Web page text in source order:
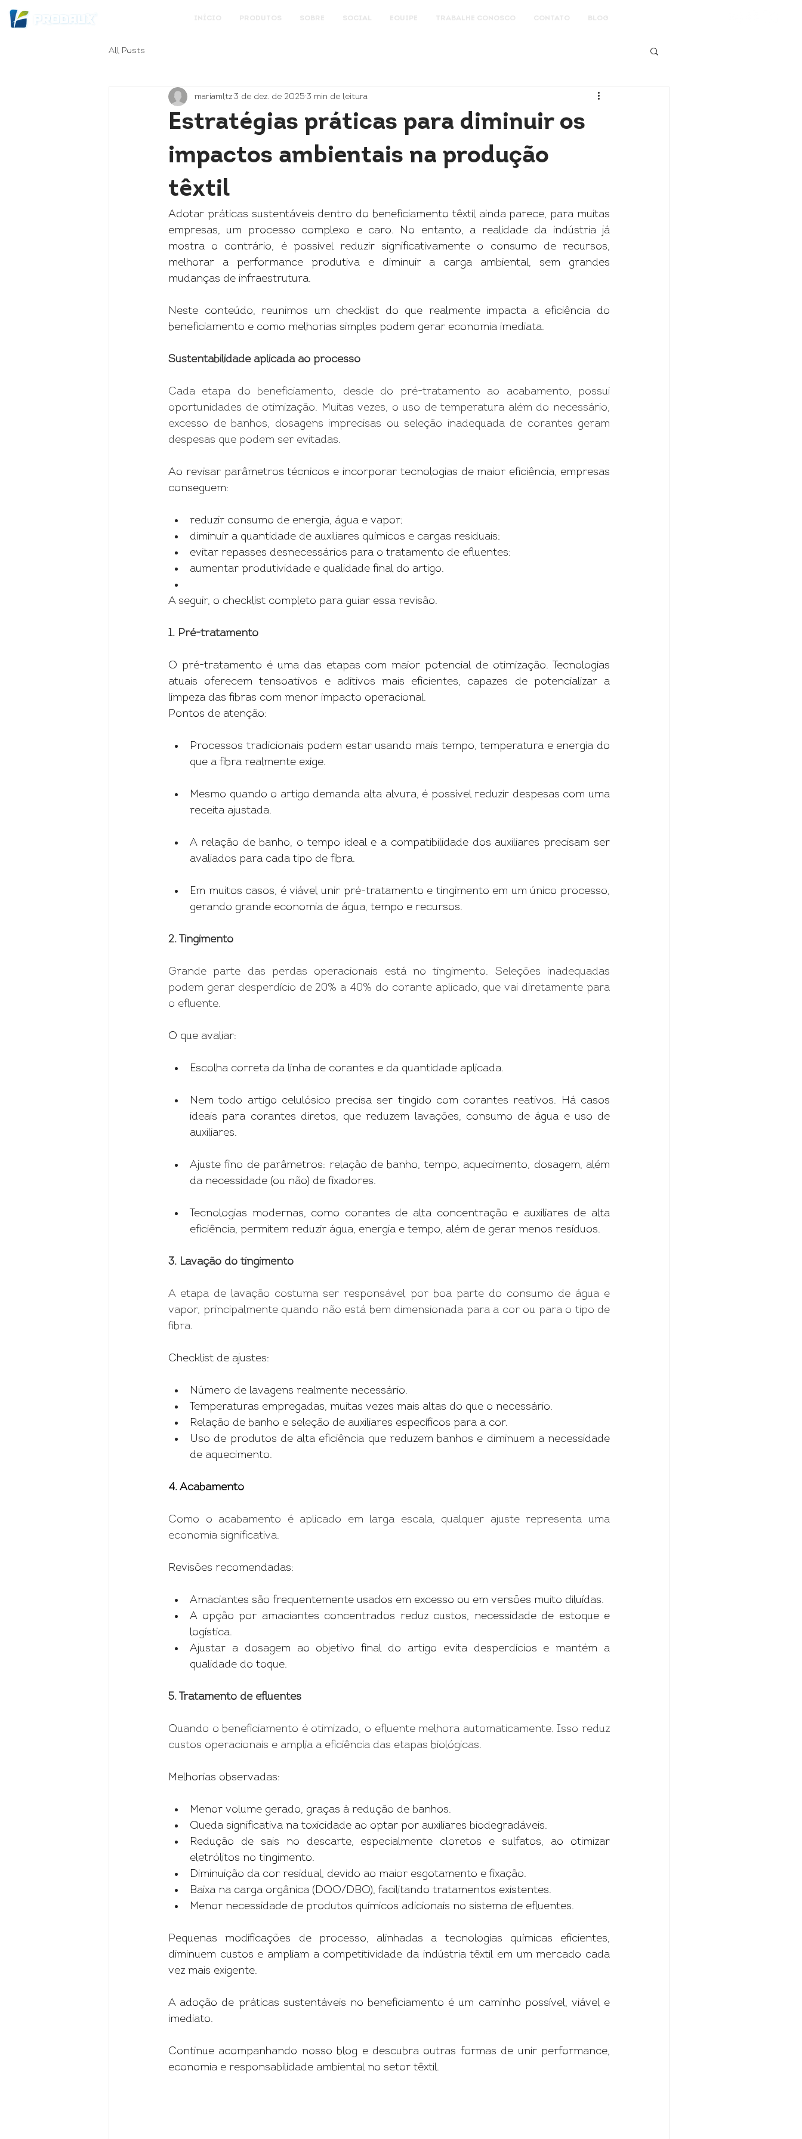
INÍCIO PRODUTOS SOBRE SOCIAL EQUIPE TRABALHE CONOSCO CONTATO BLOG
All Posts
Estratégias práticas para diminuir os
impactos ambientais na produção
têxtil
mariamltz 3 de dez. de 2025 3 min de leitura
Adotar práticas sustentáveis dentro do beneficiamento têxtil ainda parece, para muitas
empresas, um processo complexo e caro. No entanto, a realidade da indústria já
mostra o contrário, é possível reduzir significativamente o consumo de recursos,
melhorar a performance produtiva e diminuir a carga ambiental, sem grandes
mudanças de infraestrutura.
Neste conteúdo, reunimos um checklist do que realmente impacta a eficiência do
beneficiamento e como melhorias simples podem gerar economia imediata.
Sustentabilidade aplicada ao processo
Cada etapa do beneficiamento, desde do pré-tratamento ao acabamento, possui
oportunidades de otimização. Muitas vezes, o uso de temperatura além do necessário,
excesso de banhos, dosagens imprecisas ou seleção inadequada de corantes geram
despesas que podem ser evitadas.
Ao revisar parâmetros técnicos e incorporar tecnologias de maior eficiência, empresas
conseguem:
reduzir consumo de energia, água e vapor;
diminuir a quantidade de auxiliares químicos e cargas residuais;
evitar repasses desnecessários para o tratamento de efluentes;
aumentar produtividade e qualidade final do artigo.
A seguir, o checklist completo para guiar essa revisão.
1. Pré-tratamento
O pré-tratamento é uma das etapas com maior potencial de otimização. Tecnologias
atuais oferecem tensoativos e aditivos mais eficientes, capazes de potencializar a
limpeza das fibras com menor impacto operacional.
Pontos de atenção:
Processos tradicionais podem estar usando mais tempo, temperatura e energia do
que a fibra realmente exige.
Mesmo quando o artigo demanda alta alvura, é possível reduzir despesas com uma
receita ajustada.
A relação de banho, o tempo ideal e a compatibilidade dos auxiliares precisam ser
avaliados para cada tipo de fibra.
Em muitos casos, é viável unir pré-tratamento e tingimento em um único processo,
gerando grande economia de água, tempo e recursos.
2. Tingimento
Grande parte das perdas operacionais está no tingimento. Seleções inadequadas
podem gerar desperdício de 20% a 40% do corante aplicado, que vai diretamente para
o efluente.
O que avaliar:
Escolha correta da linha de corantes e da quantidade aplicada.
Nem todo artigo celulósico precisa ser tingido com corantes reativos. Há casos
ideais para corantes diretos, que reduzem lavações, consumo de água e uso de
auxiliares.
Ajuste fino de parâmetros: relação de banho, tempo, aquecimento, dosagem, além
da necessidade (ou não) de fixadores.
Tecnologias modernas, como corantes de alta concentração e auxiliares de alta
eficiência, permitem reduzir água, energia e tempo, além de gerar menos resíduos.
3. Lavação do tingimento
A etapa de lavação costuma ser responsável por boa parte do consumo de água e
vapor, principalmente quando não está bem dimensionada para a cor ou para o tipo de
fibra.
Checklist de ajustes:
Número de lavagens realmente necessário.
Temperaturas empregadas, muitas vezes mais altas do que o necessário.
Relação de banho e seleção de auxiliares específicos para a cor.
Uso de produtos de alta eficiência que reduzem banhos e diminuem a necessidade
de aquecimento.
4. Acabamento
Como o acabamento é aplicado em larga escala, qualquer ajuste representa uma
economia significativa.
Revisões recomendadas:
Amaciantes são frequentemente usados em excesso ou em versões muito diluídas.
A opção por amaciantes concentrados reduz custos, necessidade de estoque e
logística.
Ajustar a dosagem ao objetivo final do artigo evita desperdícios e mantém a
qualidade do toque.
5. Tratamento de efluentes
Quando o beneficiamento é otimizado, o efluente melhora automaticamente. Isso reduz
custos operacionais e amplia a eficiência das etapas biológicas.
Melhorias observadas:
Menor volume gerado, graças à redução de banhos.
Queda significativa na toxicidade ao optar por auxiliares biodegradáveis.
Redução de sais no descarte, especialmente cloretos e sulfatos, ao otimizar
eletrólitos no tingimento.
Diminuição da cor residual, devido ao maior esgotamento e fixação.
Baixa na carga orgânica (DQO/DBO), facilitando tratamentos existentes.
Menor necessidade de produtos químicos adicionais no sistema de efluentes.
Pequenas modificações de processo, alinhadas a tecnologias químicas eficientes,
diminuem custos e ampliam a competitividade da indústria têxtil em um mercado cada
vez mais exigente.
A adoção de práticas sustentáveis no beneficiamento é um caminho possível, viável e
imediato.
Continue acompanhando nosso blog e descubra outras formas de unir performance,
economia e responsabilidade ambiental no setor têxtil.